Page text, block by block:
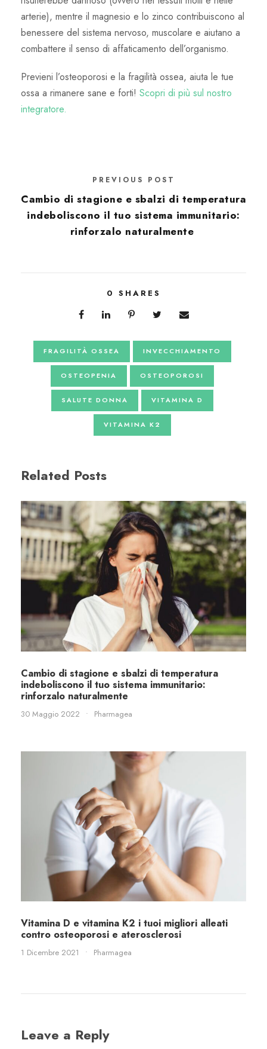
arterie), mentre il magnesio e lo zinco contribuiscono al
benessere del sistema nervoso, muscolare e aiutano a
combattere il senso di affaticamento dell’organismo.
Previeni l’osteoporosi e la fragilità ossea, aiuta le tue
ossa a rimanere sane e forti! Scopri di più sul nostro
integratore.
PREVIOUS POST
Cambio di stagione e sbalzi di temperatura
indeboliscono il tuo sistema immunitario:
rinforzalo naturalmente
0 SHARES
FRAGILITÀ OSSEA INVECCHIAMENTO
OSTEOPENIA OSTEOPOROSI
SALUTE DONNA VITAMINA D
VITAMINA K2
Related Posts
Cambio di stagione e sbalzi di temperatura
indeboliscono il tuo sistema immunitario:
rinforzalo naturalmente
30 Maggio 2022 • Pharmagea
Vitamina D e vitamina K2 i tuoi migliori alleati
contro osteoporosi e aterosclerosi
1 Dicembre 2021 • Pharmagea
Leave a Reply